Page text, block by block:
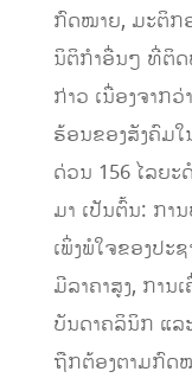
ກົດໝາຍ, ມະຕິກ
ນິຕິກຳອື່ນໆ ທີ່ຕິດ
ກ່າວ ເນື່ອງຈາກວ່
ຮ້ອນຂອງສັງຄົມ
ດ່ວນ 156 ໄລຍະ
ມາ ເປັນຕົ້ນ: ກາ
ເພິ່ງພໍໃຈຂອງປະ
ມີລາຄາສູງ, ການ
ບັນດາຄລິນິກ ແລ
ຖືກຕ້ອງຕາມກົດ